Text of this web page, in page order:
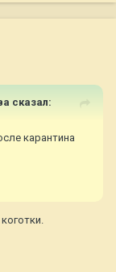
сказал:
карантина